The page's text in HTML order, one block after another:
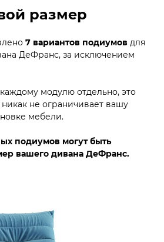
размер
7 вариантов подиумов для
ДеФранс, за исключением
модулю отдельно, это
не ограничивает вашу
мебели.
подиумов могут быть
вашего дивана ДеФранс.